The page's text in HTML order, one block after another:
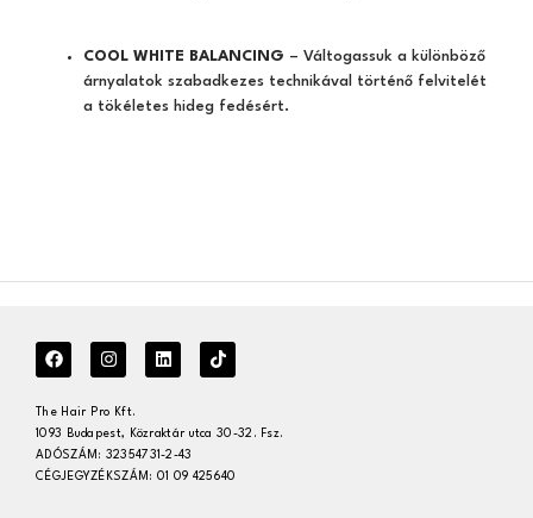
COOL WHITE BALANCING – Váltogassuk a különböző
árnyalatok szabadkezes technikával történő felvitelét
a tökéletes hideg fedésért.
The Hair Pro Kft.
1093 Budapest, Közraktár utca 30-32. Fsz.
ADÓSZÁM: 32354731-2-43
CÉGJEGYZÉKSZÁM: 01 09 425640